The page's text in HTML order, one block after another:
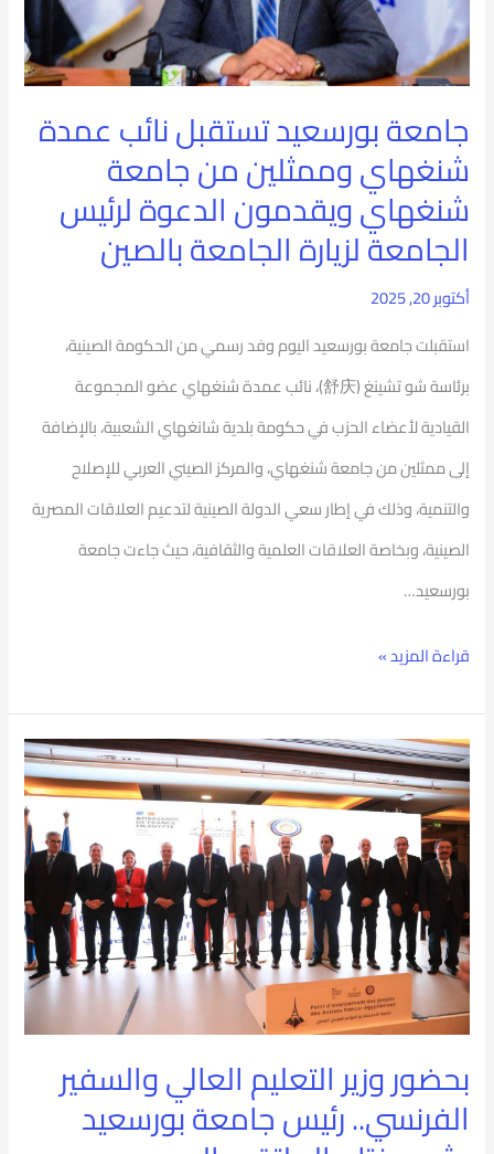
جامعة بورسعيد تستقبل نائب عمدة
شنغهاي وممثلين من جامعة
شنغهاي ويقدمون الدعوة لرئيس
الجامعة لزيارة الجامعة بالصين
أكتوبر 20, 2025
استقبلت جامعة بورسعيد اليوم وفد رسمي من الحكومة الصينية،
برئاسة شو تشينغ (舒庆)، نائب عمدة شنغهاي عضو المجموعة
القيادية لأعضاء الحزب في حكومة بلدية شانغهاي الشعبية، بالإضافة
إلى ممثلين من جامعة شنغهاي، والمركز الصيني العربي للإصلاح
والتنمية، وذلك في إطار سعي الدولة الصينية لتدعيم العلاقات المصرية
الصينية، وبخاصة العلاقات العلمية والثقافية، حيث جاءت جامعة
بورسعيد…
ويقدمون
الدعوة
الجامعة
لزيارة
الجامعة
بالصين
قراءة المزيد »
بحضور وزير التعليم العالي والسفير
الفرنسي.. رئيس جامعة بورسعيد
بحضور
وزير
التعليم
العالي
والسفير
الفرنسي..
رئيس
جامعة
بورسعيد
يشهد